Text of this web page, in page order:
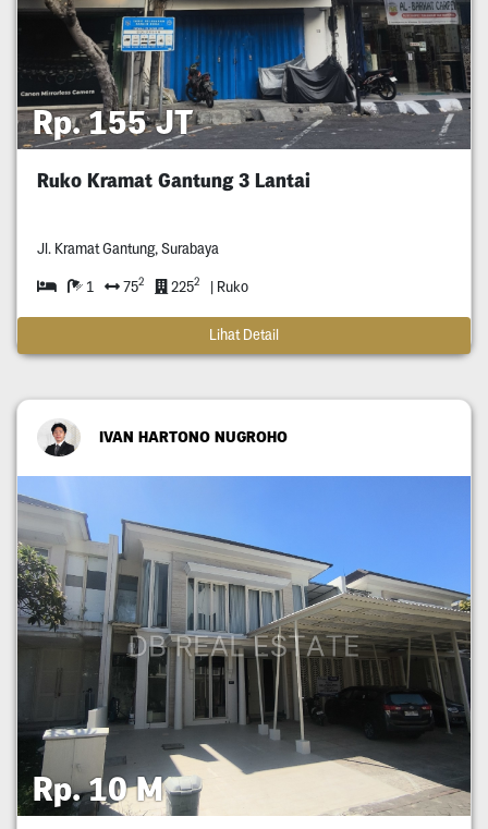
Rp. 155 JT
Ruko Kramat Gantung 3 Lantai
Jl. Kramat Gantung, Surabaya
1 752 2252 | Ruko
Lihat Detail
IVAN HARTONO NUGROHO
Rp. 10 M